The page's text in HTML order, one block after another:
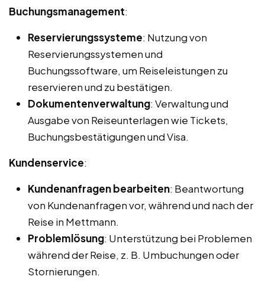
Buchungsmanagement:
Reservierungssysteme: Nutzung von
Reservierungssystemen und
Buchungssoftware, um Reiseleistungen zu
reservieren und zu bestätigen.
Dokumentenverwaltung: Verwaltung und
Ausgabe von Reiseunterlagen wie Tickets,
Buchungsbestätigungen und Visa.
Kundenservice:
Kundenanfragen bearbeiten: Beantwortung
von Kundenanfragen vor, während und nach der
Reise in Mettmann.
Problemlösung: Unterstützung bei Problemen
während der Reise, z. B. Umbuchungen oder
Stornierungen.